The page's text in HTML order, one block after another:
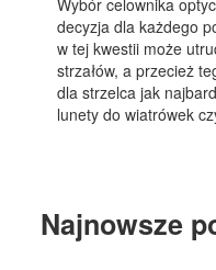
Wybór celownika
decyzja dla każdego
w tej kwestii może
strzałów, a przecież
dla strzelca jak
lunety do wiatrówek
Najnowsze